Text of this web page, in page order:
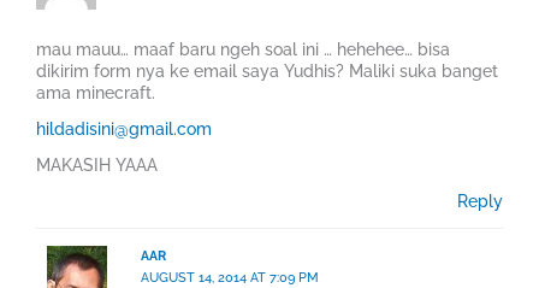
mau mauu… maaf baru ngeh soal ini … hehehee… bisa
dikirim form nya ke email saya Yudhis? Maliki suka banget
ama minecraft.
hildadisini@gmail.com
MAKASIH YAAA
Reply
AAR
AUGUST 14, 2014 AT 7:09 PM